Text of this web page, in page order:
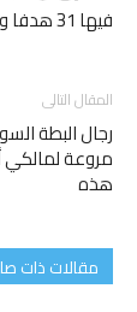
فيها 31 هدفا وقدم 73 تمريرة حاسمة ، وحقق 20 لقبا.
المقال التالى
رجال البطة
هذه
مقالات ذات